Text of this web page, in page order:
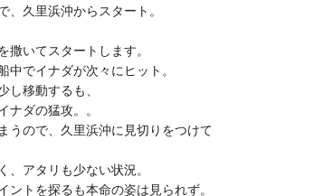
久里浜沖からスタート。
いてスタートします。
でイナダが次々にヒット。
移動するも、
ダの猛攻。。
うので、久里浜沖に見切りをつけて
アタリも少ない状況。
トを探るも本命の姿は見られず。